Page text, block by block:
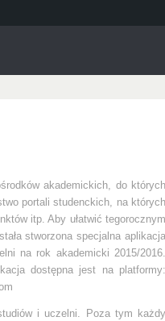
akademickich, do których
portali studenckich, na których
itp. Aby ułatwić tegorocznym
stworzona specjalna aplikacja
na rok akademicki 2015/2016.
dostępna jest na platformy:
i uczelni. Poza tym każdy